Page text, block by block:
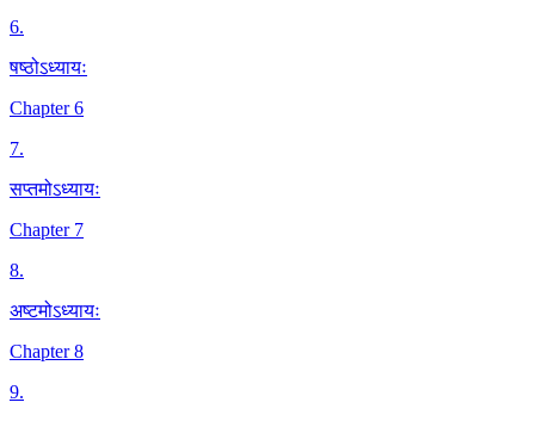
6.
षष्ठोऽध्यायः
Chapter 6
7.
सप्तमोऽध्यायः
Chapter 7
8.
अष्टमोऽध्यायः
Chapter 8
9.